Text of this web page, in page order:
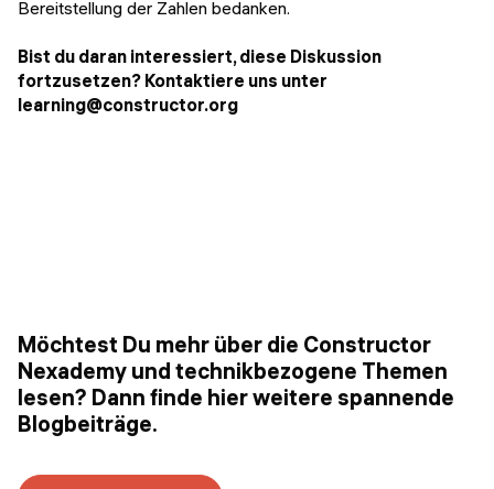
Bereitstellung der Zahlen bedanken.
Bist du daran interessiert, diese Diskussion
fortzusetzen? Kontaktiere uns unter
learning@constructor.org
Möchtest Du mehr über die Constructor
Nexademy und technikbezogene Themen
lesen? Dann finde hier weitere spannende
Blogbeiträge.